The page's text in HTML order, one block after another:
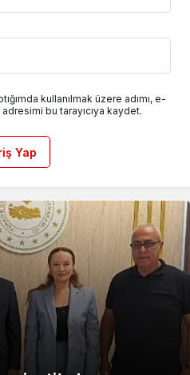
kullanılmak üzere adımı, e-
bu tarayıcıya kaydet.
Yap
Servis Esnafına